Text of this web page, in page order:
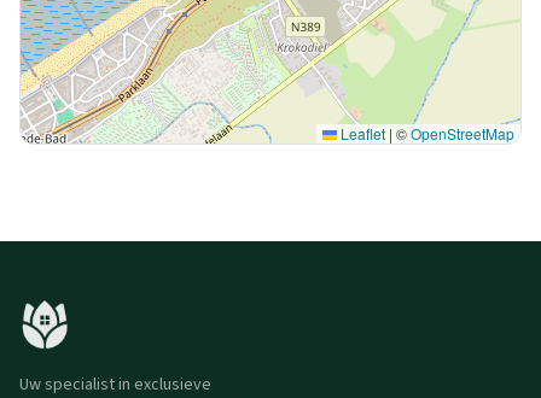
Leaflet | ©OpenStreetMap
Uw specialist in exclusieve